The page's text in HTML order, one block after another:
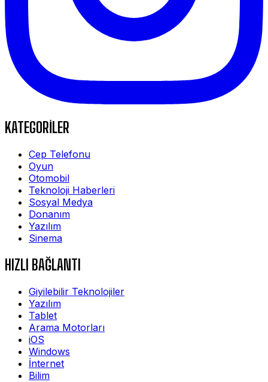
KATEGORİLER
Cep Telefonu
Oyun
Otomobil
Teknoloji Haberleri
Sosyal Medya
Donanım
Yazılım
Sinema
HIZLI BAĞLANTI
Giyilebilir Teknolojiler
Yazılım
Tablet
Arama Motorları
iOS
Windows
İnternet
Bilim